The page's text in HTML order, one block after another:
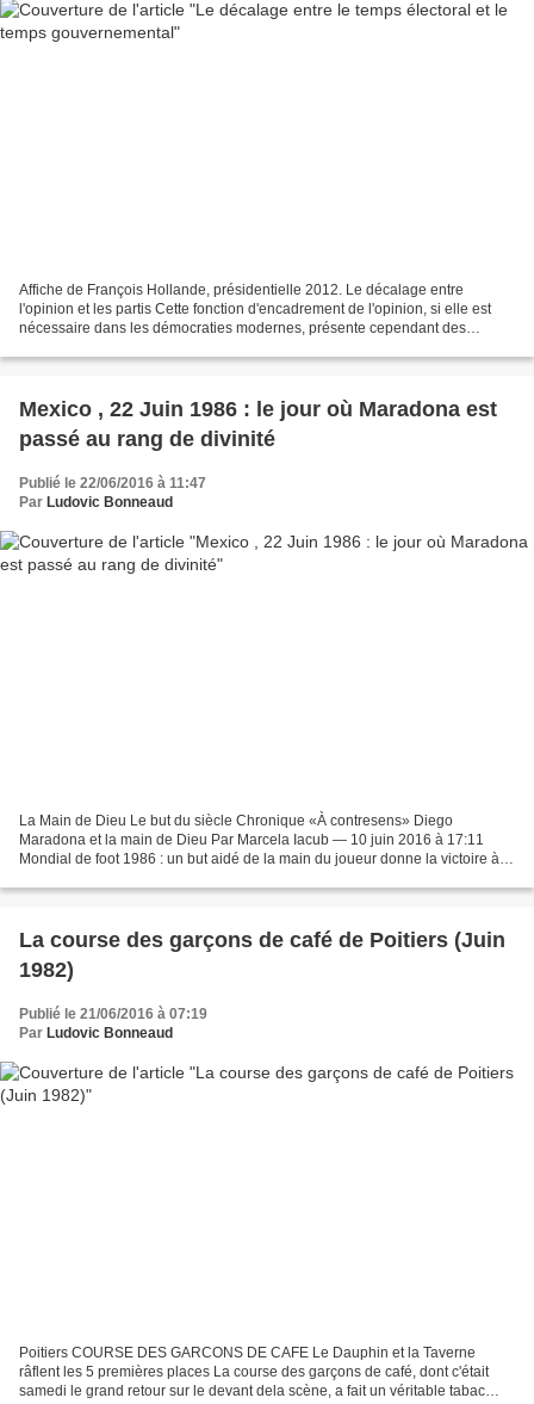
Affiche de François Hollande, présidentielle 2012. Le décalage entre
l'opinion et les partis Cette fonction d'encadrement de l'opinion, si elle est
nécessaire dans les démocraties modernes, présente cependant des
Mexico , 22 Juin 1986 : le jour où Maradona est
passé au rang de divinité
Publié le 22/06/2016 à 11:47
Par Ludovic Bonneaud
La Main de Dieu Le but du siècle Chronique «À contresens» Diego
Maradona et la main de Dieu Par Marcela Iacub — 10 juin 2016 à 17:11
Mondial de foot 1986 : un but aidé de la main du joueur donne la victoire à
La course des garçons de café de Poitiers (Juin
1982)
Publié le 21/06/2016 à 07:19
Par Ludovic Bonneaud
Poitiers COURSE DES GARCONS DE CAFE Le Dauphin et la Taverne
râflent les 5 premières places La course des garçons de café, dont c'était
samedi le grand retour sur le devant dela scène, a fait un véritable tabac